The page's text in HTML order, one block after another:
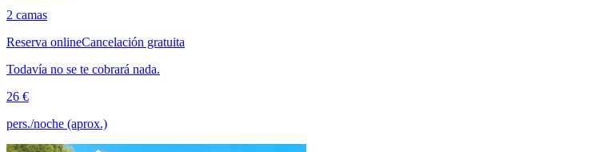
2 camas
Reserva onlineCancelación gratuita
Todavía no se te cobrará nada.
26 €
pers./noche (aprox.)